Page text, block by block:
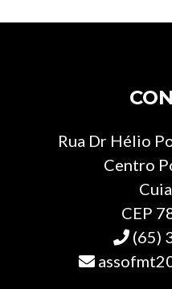
Rua Dr Hélio
Centro
CEP
(65)